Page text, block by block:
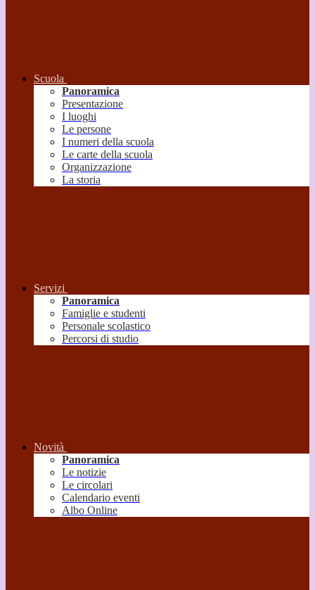
Scuola
Panoramica
Presentazione
I luoghi
Le persone
I numeri della scuola
Le carte della scuola
Organizzazione
La storia
Servizi
Panoramica
Famiglie e studenti
Personale scolastico
Percorsi di studio
Novità
Panoramica
Le notizie
Le circolari
Calendario eventi
Albo Online